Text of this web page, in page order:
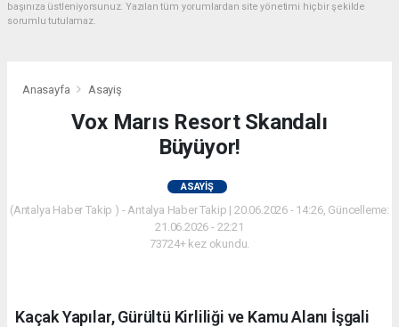
başınıza üstleniyorsunuz. Yazılan tüm yorumlardan site yönetimi hiçbir şekilde
sorumlu tutulamaz.
Anasayfa Asayiş
Vox Marıs Resort Skandalı
Büyüyor!
ASAYIŞ
(Antalya Haber Takip ) - Antalya Haber Takip | 20.06.2026 - 14:26, Güncelleme:
21.06.2026 - 22:21
73724+ kez okundu.
Kaçak Yapılar, Gürültü Kirliliği ve Kamu Alanı İşgali